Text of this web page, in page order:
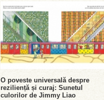
O poveste universală despre
reziliență și curaj: Sunetul
culorilor de Jimmy Liao